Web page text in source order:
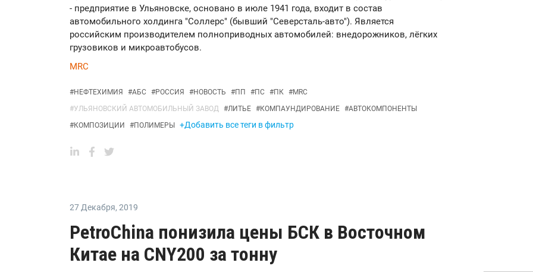
- предприятие в Ульяновске, основано в июле 1941 года, входит в состав
автомобильного холдинга "Соллерс" (бывший "Северсталь-авто"). Является
российским производителем полноприводных автомобилей: внедорожников, лёгких
грузовиков и микроавтобусов.
MRC
#НЕФТЕХИМИЯ #АБС #РОССИЯ #НОВОСТЬ #ПП #ПС #ПК #MRC
#УЛЬЯНОВСКИЙ АВТОМОБИЛЬНЫЙ ЗАВОД #ЛИТЬЕ #КОМПАУНДИРОВАНИЕ #АВТОКОМПОНЕНТЫ
#КОМПОЗИЦИИ #ПОЛИМЕРЫ +Добавить все теги в фильтр
27 Декабря, 2019
PetroChina понизила цены БСК в Восточном
Китае на CNY200 за тонну